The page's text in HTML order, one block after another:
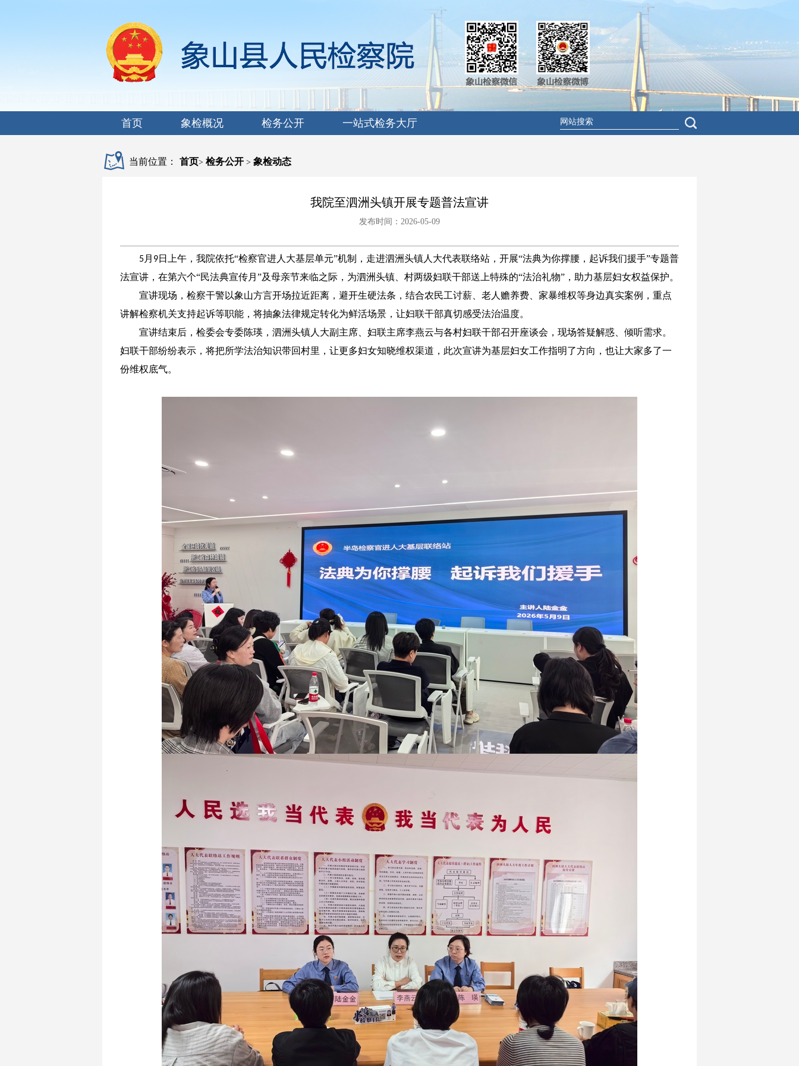
首页 象检概况 检务公开 一站式检务大厅
当前位置： 首页> 检务公开 > 象检动态
我院至泗洲头镇开展专题普法宣讲
发布时间：2026-05-09
5月 9日上午， 我院依托“检察官进人大基层单元”机制，走进泗洲头镇人大代表联络站，开展“法典为你撑腰，起诉我们援手”专题普
法宣讲，在第六个“民法典宣传月”及母亲节来临之际，为泗洲头镇、村两级妇联干部送上特殊的“法治礼物” ，助力基层妇女权益保护。
宣讲现场，检察干警以象山方言开场拉近距离，避开生硬法条，结合农民工讨薪、老人赡养费、家暴维权等身边真实案例，重点
讲解检察机关支持起诉等职能，将抽象法律规定转化为鲜活场景，让妇联干部真切感受法治温度。
宣讲结束后， 检委会专委陈瑛 ，泗洲头镇人大副主席、妇联主席李燕云与各村妇联干部召开座谈会，现场答疑解惑、倾听需求。
妇联干部纷纷表示，将把所学法治知识带回村里，让更多妇女知晓维权渠道，此次宣讲为基层妇女工作指明了方向，也让大家多了一
份维权底气。